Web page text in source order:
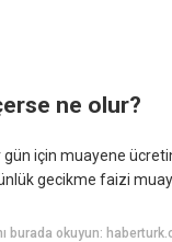
ne olur?
için muayene
gecikme faizi
burada okuyun: